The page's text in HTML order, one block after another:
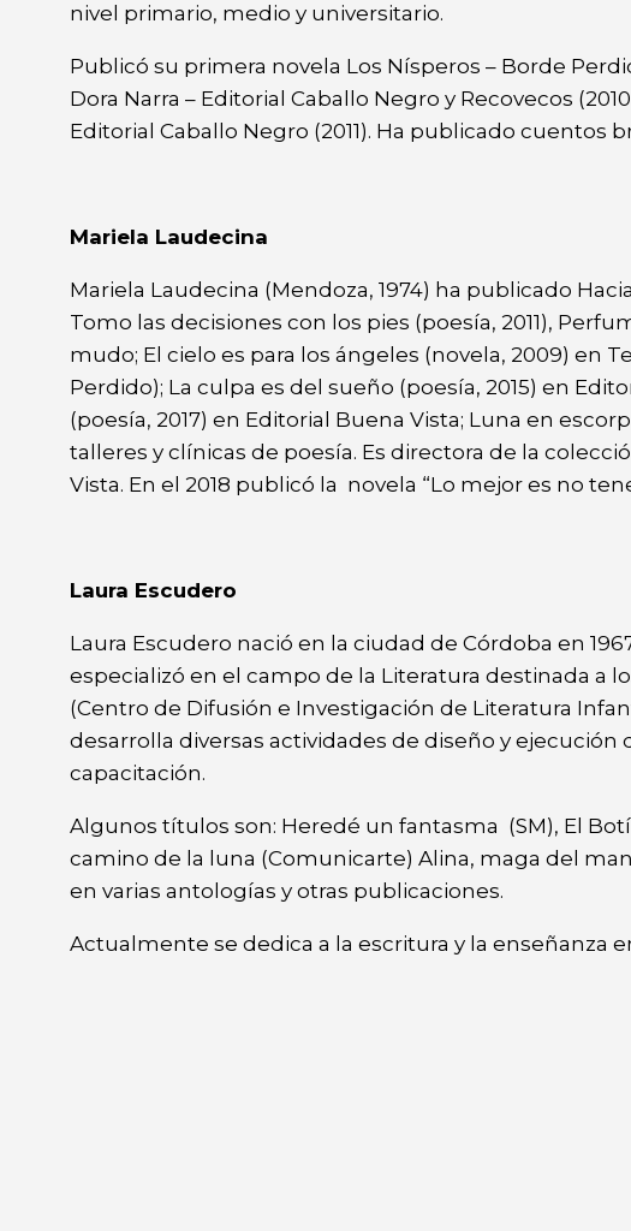
nivel primario, medio y universitario.
Publicó su primera novela Los Nísperos – Borde
Dora Narra – Editorial Caballo Negro y Recovecos
Editorial Caballo Negro (2011). Ha publicado cuentos
Mariela Laudecina
Mariela Laudecina (Mendoza, 1974) ha publicado
Tomo las decisiones con los pies (poesía, 2011),
mudo; El cielo es para los ángeles (novela, 2009) en
Perdido); La culpa es del sueño (poesía, 2015) en
(poesía, 2017) en Editorial Buena Vista; Luna en
talleres y clínicas de poesía. Es directora de la
Vista. En el 2018 publicó la novela “Lo mejor es no
Laura Escudero
Laura Escudero nació en la ciudad de Córdoba en
especializó en el campo de la Literatura destinada a
(Centro de Difusión e Investigación de Literatura
desarrolla diversas actividades de diseño y
capacitación.
Algunos títulos son: Heredé un fantasma (SM), El
camino de la luna (Comunicarte) Alina, maga del
en varias antologías y otras publicaciones.
Actualmente se dedica a la escritura y la enseñanza